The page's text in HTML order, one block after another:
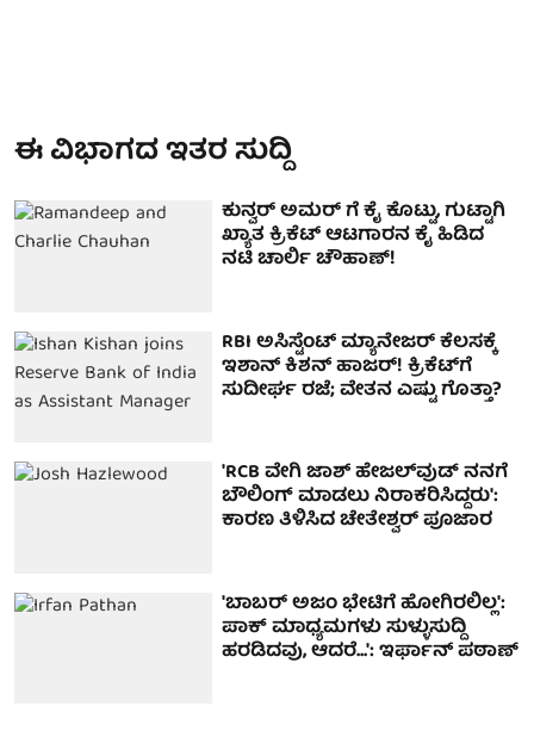
ಈ ವಿಭಾಗದ ಇತರ ಸುದ್ದಿ
ಕುನ್ವರ್ ಅಮರ್ ಗೆ ಕೈ ಕೊಟ್ಟು, ಗುಟ್ಟಾಗಿ
ಖ್ಯಾತ ಕ್ರಿಕೆಟ್ ಆಟಗಾರನ ಕೈ ಹಿಡಿದ
ನಟಿ ಚಾರ್ಲಿ ಚೌಹಾಣ್!
RBI ಅಸಿಸ್ಟೆಂಟ್ ಮ್ಯಾನೇಜರ್ ಕೆಲಸಕ್ಕೆ
ಇಶಾನ್ ಕಿಶನ್ ಹಾಜರ್! ಕ್ರಿಕೆಟ್​​ಗೆ
ಸುದೀರ್ಘ ರಜೆ; ವೇತನ ಎಷ್ಟು ಗೊತ್ತಾ?
'RCB ವೇಗಿ ಜಾಶ್ ಹೇಜಲ್‌ವುಡ್ ನನಗೆ
ಬೌಲಿಂಗ್ ಮಾಡಲು ನಿರಾಕರಿಸಿದ್ದರು':
ಕಾರಣ ತಿಳಿಸಿದ ಚೇತೇಶ್ವರ್ ಪೂಜಾರ
'ಬಾಬರ್ ಅಜಂ ಭೇಟಿಗೆ ಹೋಗಿರಲಿಲ್ಲ':
ಪಾಕ್ ಮಾಧ್ಯಮಗಳು ಸುಳ್ಳುಸುದ್ದಿ
ಹರಡಿದವು, ಆದರೆ...': ಇರ್ಫಾನ್ ಪಠಾಣ್